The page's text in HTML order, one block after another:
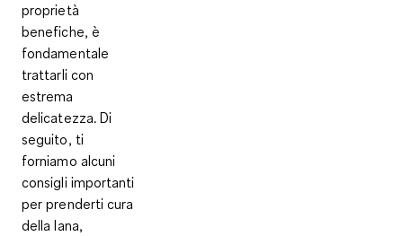
proprietà
benefiche, è
fondamentale
trattarli con
estrema
delicatezza. Di
seguito, ti
forniamo alcuni
consigli importanti
per prenderti cura
della lana,